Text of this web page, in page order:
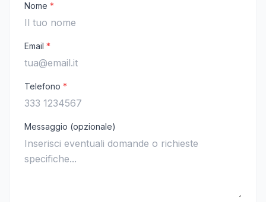
Nome *
Email *
Telefono *
Messaggio (opzionale)